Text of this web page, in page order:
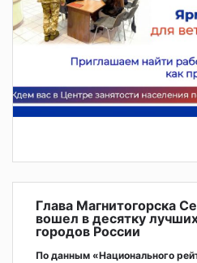
Глава Магнитогорска
вошел в десятку
городов России
По данным «Национального